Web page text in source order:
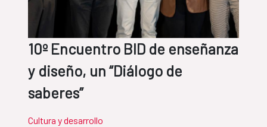
10º Encuentro BID de enseñanza
y diseño, un “Diálogo de
saberes”
Cultura y desarrollo